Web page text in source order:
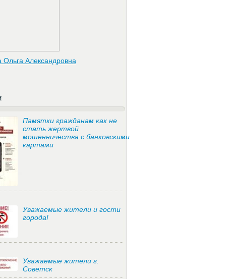
Ольга Александровна
Памятки гражданам как не
стать жертвой
мошенничества с банковскими
картами
Уважаемые жители и гости
города!
Уважаемые жители г.
Советск